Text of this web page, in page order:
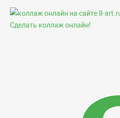
Сделать коллаж онлайн!